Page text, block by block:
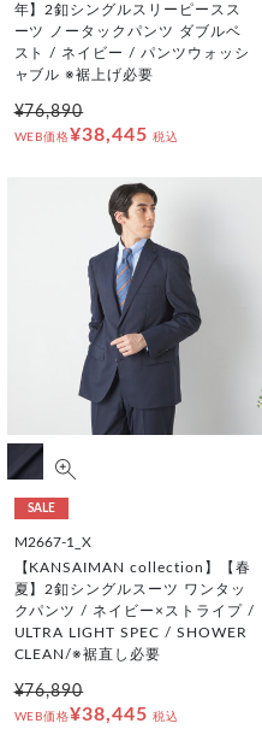
年】2釦シングルスリーピースス
ーツ ノータックパンツ ダブルベ
スト / ネイビー / パンツウォッシ
ャブル ※裾上げ必要
¥76,890
WEB価格¥38,445 税込
SALE
M2667-1_X
【KANSAIMAN collection】【春
夏】2釦シングルスーツ ワンタッ
クパンツ / ネイビー×ストライプ /
ULTRA LIGHT SPEC / SHOWER
CLEAN/※裾直し必要
¥76,890
WEB価格¥38,445 税込